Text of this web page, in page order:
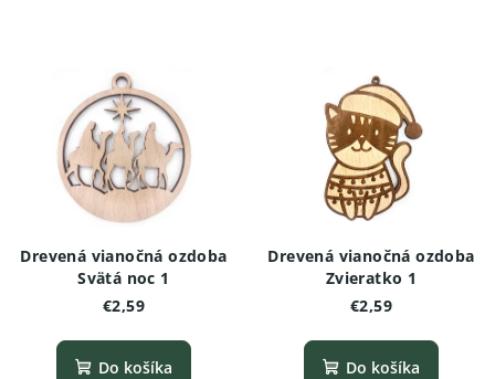
Drevená vianočná ozdoba
Svätá noc 1
€2,59
Do košíka
Drevená vianočná ozdoba
Zvieratko 1
€2,59
Do košíka